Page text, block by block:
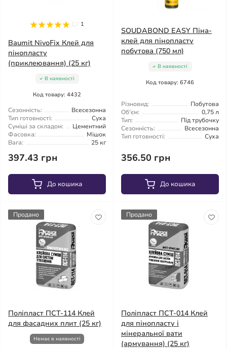
1
Baumit NivoFix Клей для
пінопласту
(приклеювання) (25 кг)
В наявності
Код товару: 4432
Сезонність:
Всесезонна
Тип готовності:
Суха
Суміші за складом:
Цементний
Фасовка:
Мішок
Вага:
25 кг
397.43 грн
До кошика
SOUDABOND EASY Піна-
клей для пінопласту
побутова (750 мл)
В наявності
Код товару: 6746
Різновид:
Побутова
Об'єм:
0,75 л
Тип:
Під трубочку
Сезонність:
Всесезонна
Тип готовності:
Суха
356.50 грн
До кошика
Продано
Поліпласт ПСТ-114 Клей
для фасадних плит (25 кг)
Немає в наявності
Продано
Поліпласт ПСТ-014 Клей
для пінопласту і
мінеральної вати
(армування) (25 кг)